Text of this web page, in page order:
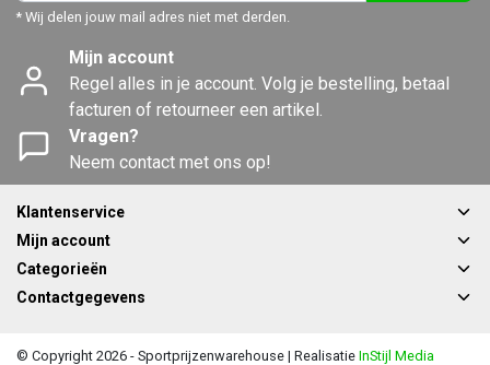
* Wij delen jouw mail adres niet met derden.
Mijn account
Regel alles in je account. Volg je bestelling, betaal
facturen of retourneer een artikel.
Vragen?
Neem contact met ons op!
Klantenservice
Mijn account
Categorieën
Contactgegevens
© Copyright 2026 - Sportprijzenwarehouse | Realisatie InStijl Media